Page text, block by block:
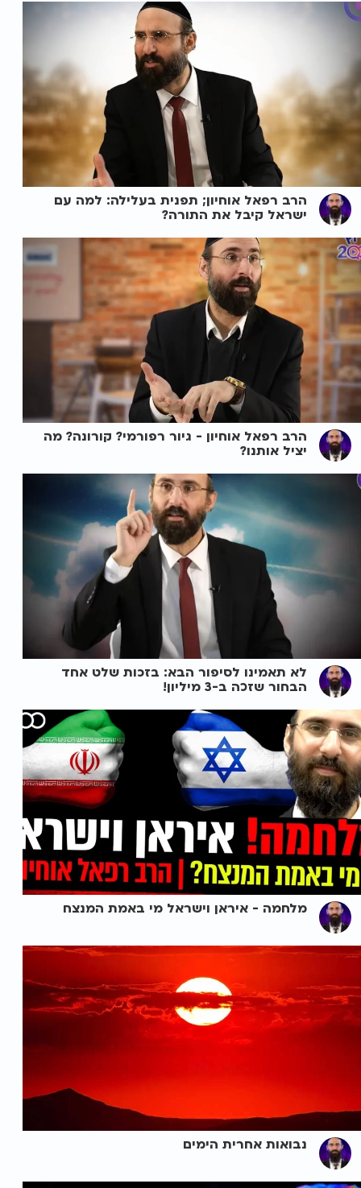
הרב רפאל אוחיון; תפנית בעלילה: למה עם
ישראל קיבל את התורה?
הרב רפאל אוחיון - גיור רפורמי? קורונה? מה
יציל אותנו?
לא תאמינו לסיפור הבא: בזכות שלט אחד
הבחור שזכה ב-3 מיליון!
מלחמה - איראן וישראל מי באמת המנצח
נבואות אחרית הימים